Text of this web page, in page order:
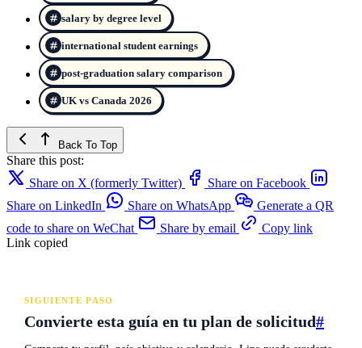
salary by degree level
international student earnings
post-graduation salary comparison
UK vs Canada 2026
Back To Top
Share this post:
Share on X (formerly Twitter)
Share on Facebook
Share on LinkedIn
Share on WhatsApp
Generate a QR
code to share on WeChat
Share by email
Copy link
Link copied
SIGUIENTE PASO
Convierte esta guía en tu plan de solicitud#